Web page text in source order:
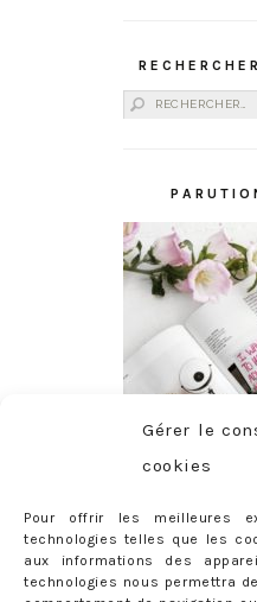
Gérer le
cookies
Pour offrir les meilleures
technologies telles que les
aux informations des
technologies nous permettra
Rechercher :